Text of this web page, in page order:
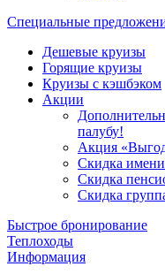
Специальные
Дешевые круизы
Горящие круизы
Круизы с кэшбэком
Акции
палубу!
Акция
Скидка
Скидка
Скидка
Быстрое бронирование
Теплоходы
Информация